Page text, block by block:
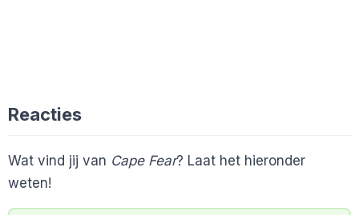
Reacties
Wat vind jij van Cape Fear? Laat het hieronder
weten!